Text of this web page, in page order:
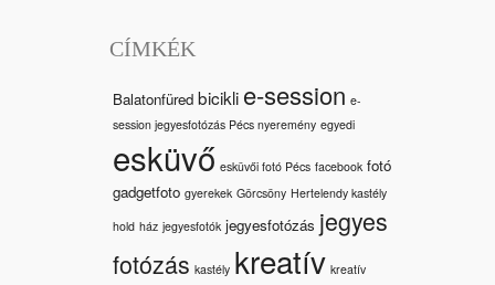
CÍMKÉK
Balatonfüred bicikli e-session e-
session jegyesfotózás Pécs nyeremény egyedi
esküvő esküvői fotó Pécs facebook fotó
gadgetfoto gyerekek Görcsöny Hertelendy kastély
hold ház jegyesfotók jegyesfotózás jegyes
fotózás kastély kreatív kreatív